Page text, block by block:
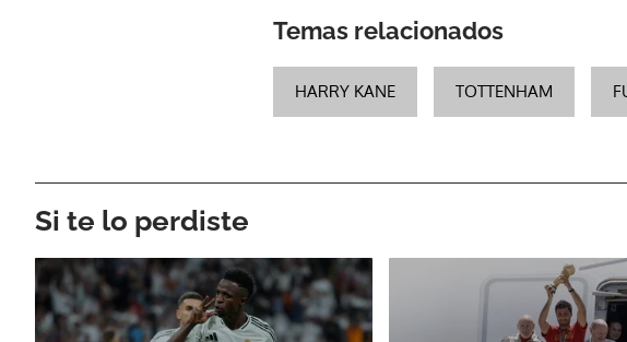
Temas relacionados
HARRY KANE TOTTENHAM
Si te lo perdiste